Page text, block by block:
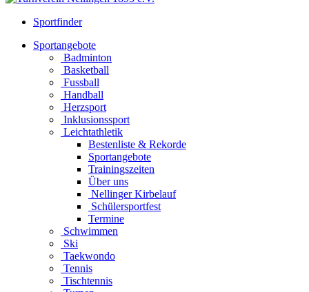
Sportfinder
Sportangebote
Badminton
Basketball
Fussball
Handball
Herzsport
Inklusionssport
Leichtathletik
Bestenliste & Rekorde
Sportangebote
Trainingszeiten
Über uns
Nellinger Kirbelauf
Schülersportfest
Termine
Schwimmen
Ski
Taekwondo
Tennis
Tischtennis